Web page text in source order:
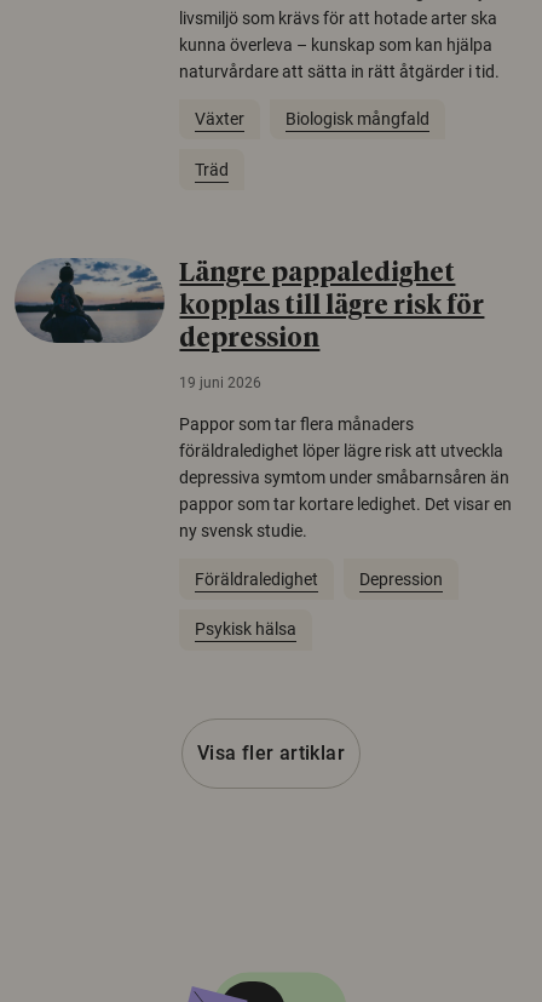
livsmiljö som krävs för att hotade arter ska
kunna överleva – kunskap som kan hjälpa
naturvårdare att sätta in rätt åtgärder i tid.
Växter Biologisk mångfald
Träd
Längre pappaledighet
kopplas till lägre risk för
depression
19 juni 2026
Pappor som tar flera månaders
föräldraledighet löper lägre risk att utveckla
depressiva symtom under småbarnsåren än
pappor som tar kortare ledighet. Det visar en
ny svensk studie.
Föräldraledighet Depression
Psykisk hälsa
Visa fler artiklar